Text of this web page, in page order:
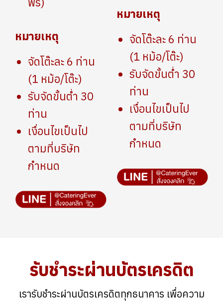
หมายเหตุ
จัดโต๊ะละ 6 ท่าน
(1 หม้อ/โต๊ะ)
รับจัดขั้นต่ำ 30
ท่าน
เงื่อนไขเป็นไป
ตามที่บริษัท
กำหนด
หมายเหตุ
จัดโต๊ะละ 6 ท่าน
(1 หม้อ/โต๊ะ)
รับจัดขั้นต่ำ 30
ท่าน
เงื่อนไขเป็นไป
ตามที่บริษัท
กำหนด
รับชำระผ่านบัตรเครดิต
เรารับชำระผ่านบัตรเครดิตทุกธนาคาร เพื่อความ